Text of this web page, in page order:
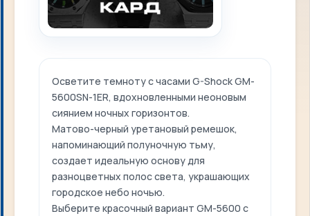
Осветите темноту с часами G-Shock GM-
5600SN-1ER, вдохновленными неоновым
сиянием ночных горизонтов.
Матово-черный уретановый ремешок,
напоминающий полуночную тьму,
создает идеальную основу для
разноцветных полос света, украшающих
городское небо ночью.
Выберите красочный вариант GM-5600 с